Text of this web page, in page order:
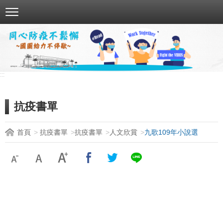
到
區
:::
抗疫書單
首頁 抗疫書單 抗疫書單 人文欣賞 九歌109年小說選